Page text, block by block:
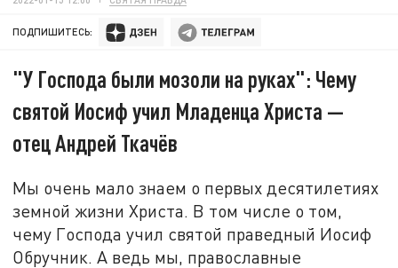
ПОДПИШИТЕСЬ:
"У Господа были мозоли на руках": Чему
святой Иосиф учил Младенца Христа —
отец Андрей Ткачёв
Мы очень мало знаем о первых десятилетиях
земной жизни Христа. В том числе о том,
чему Господа учил святой праведный Иосиф
Обручник. А ведь мы, православные